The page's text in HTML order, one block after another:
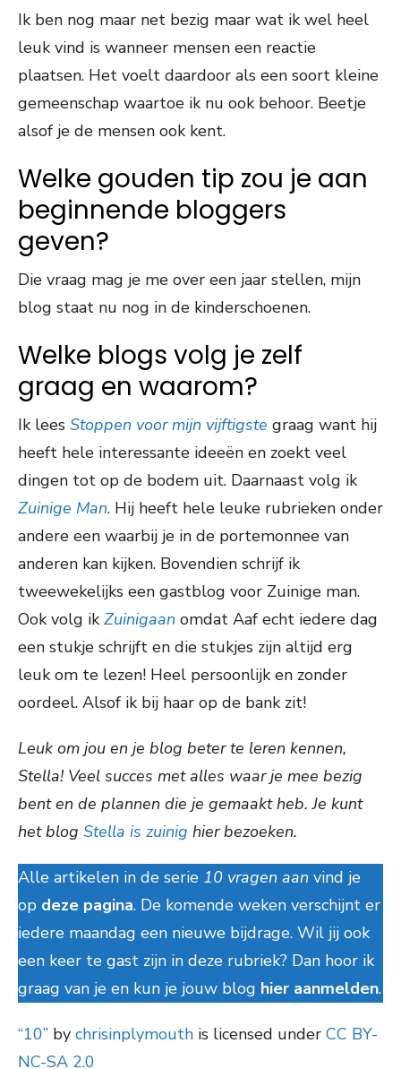
Ik ben nog maar net bezig maar wat ik wel heel
leuk vind is wanneer mensen een reactie
plaatsen. Het voelt daardoor als een soort kleine
gemeenschap waartoe ik nu ook behoor. Beetje
alsof je de mensen ook kent.
Welke gouden tip zou je aan
beginnende bloggers
geven?
Die vraag mag je me over een jaar stellen, mijn
blog staat nu nog in de kinderschoenen.
Welke blogs volg je zelf
graag en waarom?
Ik lees Stoppen voor mijn vijftigste graag want hij
heeft hele interessante ideeën en zoekt veel
dingen tot op de bodem uit. Daarnaast volg ik
Zuinige Man. Hij heeft hele leuke rubrieken onder
andere een waarbij je in de portemonnee van
anderen kan kijken. Bovendien schrijf ik
tweewekelijks een gastblog voor Zuinige man.
Ook volg ik Zuinigaan omdat Aaf echt iedere dag
een stukje schrijft en die stukjes zijn altijd erg
leuk om te lezen! Heel persoonlijk en zonder
oordeel. Alsof ik bij haar op de bank zit!
Leuk om jou en je blog beter te leren kennen,
Stella! Veel succes met alles waar je mee bezig
bent en de plannen die je gemaakt heb. Je kunt
het blog Stella is zuinig hier bezoeken.
Alle artikelen in de serie 10 vragen aan vind je
op deze pagina. De komende weken verschijnt er
iedere maandag een nieuwe bijdrage. Wil jij ook
een keer te gast zijn in deze rubriek? Dan hoor ik
graag van je en kun je jouw blog hier aanmelden.
“10” by chrisinplymouth is licensed under CC BY-
NC-SA 2.0